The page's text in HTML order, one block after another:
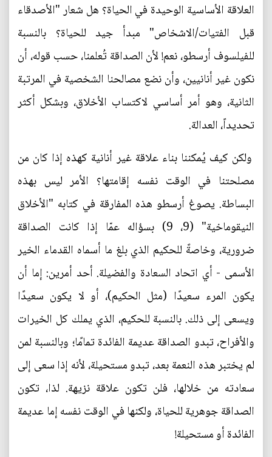
العلاقة الأساسية الوحيدة في الحياة؟ هل شعار "الأصدقاء
قبل الفتيات/الاشخاص" مبدأ جيد للحياة؟ بالنسبة
للفيلسوف أرسطو، نعم! لأن الصداقة تُعلمنا، حسب قوله، أن
نكون غير أنانيين، وأن نضع مصالحنا الشخصية في المرتبة
الثانية، وهو أمر أساسي لاكتساب الأخلاق، وبشكل أكثر
تحديداً، العدالة.
ولكن كيف يُمكننا بناء علاقة غير أنانية كهذه إذا كان من
مصلحتنا في الوقت نفسه إقامتها؟ الأمر ليس بهذه
البساطة. يصوغ أرسطو هذه المفارقة في كتابه "الأخلاق
النيقوماخية" (9، 9) بسؤاله عمّا إذا كانت الصداقة
ضرورية، وخاصةً للحكيم الذي بلغ ما أسماه القدماء الخير
الأسمى - أي اتحاد السعادة والفضيلة. أحد أمرين: إما أن
يكون المرء سعيدًا (مثل الحكيم)، أو لا يكون سعيدًا
ويسعى إلى ذلك. بالنسبة للحكيم، الذي يملك كل الخيرات
والأفراح، تبدو الصداقة عديمة الفائدة تمامًا؛ وبالنسبة لمن
لم يختبر هذه النعمة بعد، تبدو مستحيلة، لأنه إذا سعى إلى
سعادته من خلالها، فلن تكون علاقة نزيهة. لذا، تكون
الصداقة جوهرية للحياة، ولكنها في الوقت نفسه إما عديمة
الفائدة أو مستحيلة!